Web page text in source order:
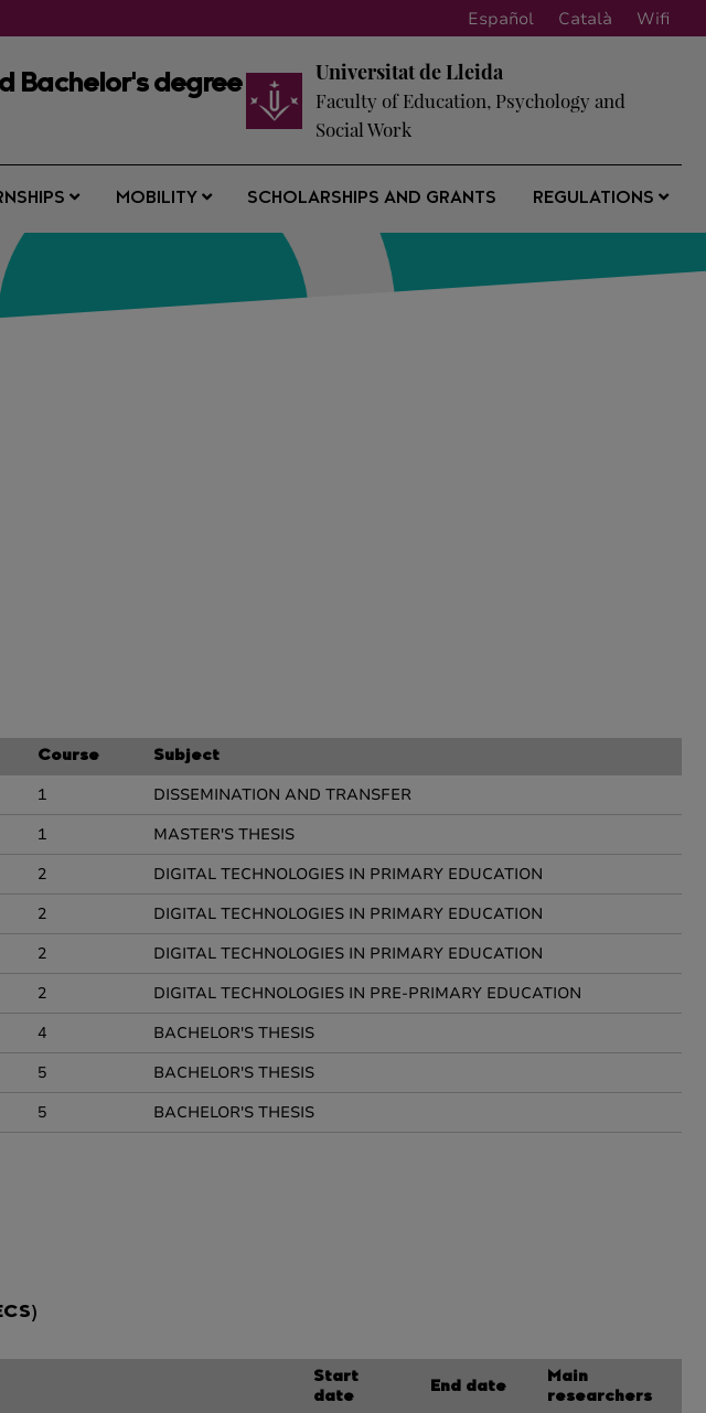
Español Català Wifi
Bachelor's degree
Universitat de Lleida
Faculty of Education, Psychology and
Social Work
MOBILITY SCHOLARSHIPS AND GRANTS REGULATIONS
Course Subject
1
DISSEMINATION AND TRANSFER
1
MASTER'S THESIS
2
DIGITAL TECHNOLOGIES IN PRIMARY EDUCATION
2
DIGITAL TECHNOLOGIES IN PRIMARY EDUCATION
2
DIGITAL TECHNOLOGIES IN PRIMARY EDUCATION
2
DIGITAL TECHNOLOGIES IN PRE-PRIMARY EDUCATION
4
BACHELOR'S THESIS
5
BACHELOR'S THESIS
5 BACHELOR'S THESIS
Start
date
End date
Main
researchers